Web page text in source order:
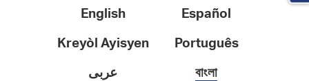
English
Español
Kreyòl Ayisyen
Português
عربى
বাংলা